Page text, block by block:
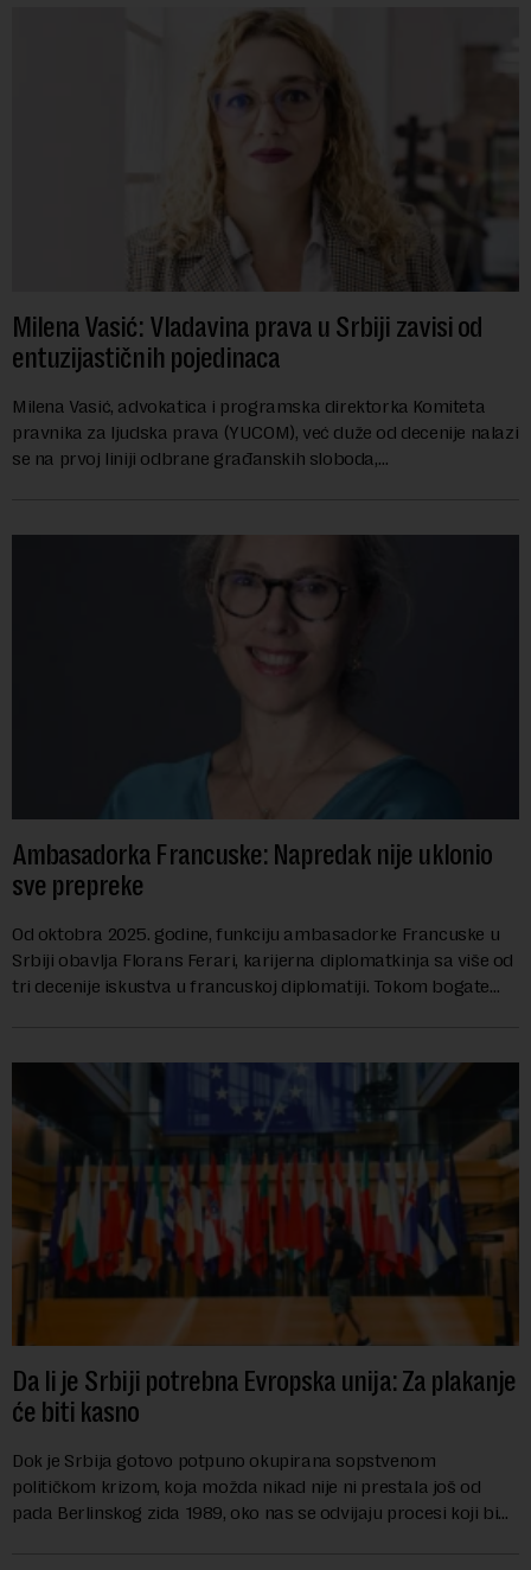
Milena Vasić: Vladavina prava u Srbiji zavisi od
entuzijastičnih pojedinaca
Milena Vasić, advokatica i programska direktorka Komiteta
pravnika za ljudska prava (YUCOM), već duže od decenije nalazi
se na prvoj liniji odbrane građanskih sloboda,
Ambasadorka Francuske: Napredak nije uklonio
sve prepreke
Od oktobra 2025. godine, funkciju ambasadorke Francuske u
Srbiji obavlja Florans Ferari, karijerna diplomatkinja sa više od
tri decenije iskustva u francuskoj diplomatiji. Tokom bogate
Da li je Srbiji potrebna Evropska unija: Za plakanje
će biti kasno
Dok je Srbija gotovo potpuno okupirana sopstvenom
političkom krizom, koja možda nikad nije ni prestala još od
pada Berlinskog zida 1989, oko nas se odvijaju procesi koji bi